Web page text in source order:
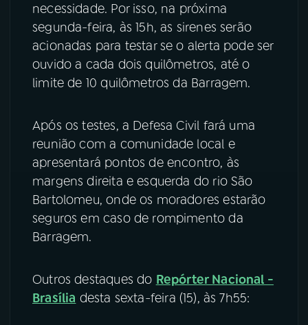
necessidade. Por isso, na próxima
segunda-feira, às 15h, as sirenes serão
acionadas para testar se o alerta pode ser
ouvido a cada dois quilômetros, até o
limite de 10 quilômetros da Barragem.
Após os testes, a Defesa Civil fará uma
reunião com a comunidade local e
apresentará pontos de encontro, às
margens direita e esquerda do rio São
Bartolomeu, onde os moradores estarão
seguros em caso de rompimento da
Barragem.
Outros destaques do Repórter Nacional -
Brasília desta sexta-feira (15), às 7h55: